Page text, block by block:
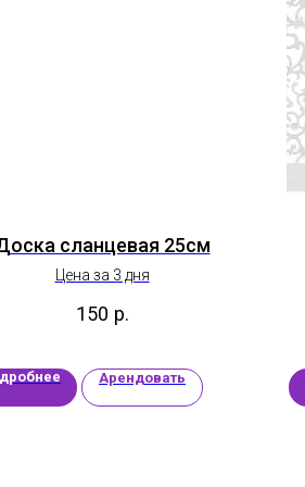
сланцевая 25см
Цена за 3 дня
150 р.
Арендовать